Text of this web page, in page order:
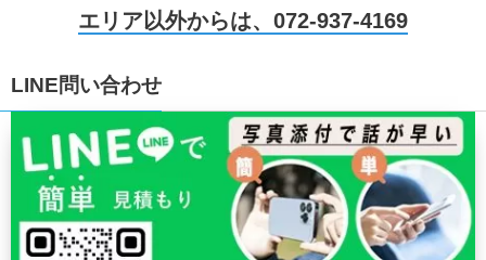
エリア以外からは、072-937-4169
LINE問い合わせ